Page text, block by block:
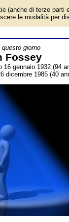
dove è nato,
questo giorno
Fossey
16 gennaio 1932 (94
dicembre 1985 (40
(anche di terze parti
le modalità per